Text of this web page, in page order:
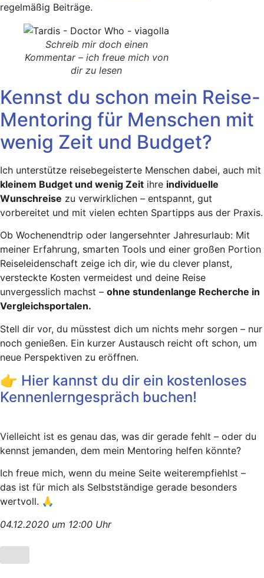
regelmäßig Beiträge.
Schreib mir doch einen
Kommentar – ich freue mich von
dir zu lesen
Kennst du schon mein Reise-
Mentoring für Menschen mit
wenig Zeit und Budget?
Ich unterstütze reisebegeisterte Menschen dabei, auch mit
kleinem Budget und wenig Zeit ihre individuelle
Wunschreise zu verwirklichen – entspannt, gut
vorbereitet und mit vielen echten Spartipps aus der Praxis.
Ob Wochenendtrip oder langersehnter Jahresurlaub: Mit
meiner Erfahrung, smarten Tools und einer großen Portion
Reiseleidenschaft zeige ich dir, wie du clever planst,
versteckte Kosten vermeidest und deine Reise
unvergesslich machst – ohne stundenlange Recherche in
Vergleichsportalen.
Stell dir vor, du müsstest dich um nichts mehr sorgen – nur
noch genießen. Ein kurzer Austausch reicht oft schon, um
neue Perspektiven zu eröffnen.
👉 Hier kannst du dir ein kostenloses
Kennenlerngespräch buchen!
Vielleicht ist es genau das, was dir gerade fehlt – oder du
kennst jemanden, dem mein Mentoring helfen könnte?
Ich freue mich, wenn du meine Seite weiterempfiehlst –
das ist für mich als Selbstständige gerade besonders
wertvoll. 🙏
04.12.2020 um 12:00 Uhr